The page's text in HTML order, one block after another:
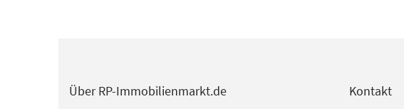
Über RP-Immobilienmarkt.de Kontakt